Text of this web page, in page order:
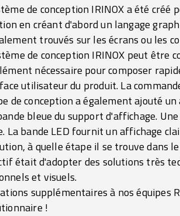
de conception IRINOX a été
en créant d'abord un langage
trouvés sur les écrans ou les
de conception IRINOX peut
nécessaire pour composer
utilisateur du produit. La
de conception a également ajouté
bleue du support d'affichage.
La bande LED fournit un affichage
à quelle étape il se trouve dans
était d'adopter des solutions très
et visuels.
supplémentaires à nos
!